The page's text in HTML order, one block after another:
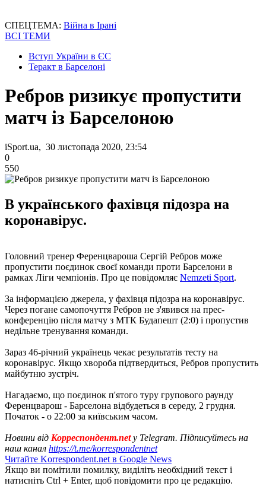
СПЕЦТЕМА: Війна в Ірані
ВСІ ТЕМИ
Вступ України в ЄС
Теракт в Барселоні
Ребров ризикує пропустити
матч із Барселоною
iSport.ua, 30 листопада 2020, 23:54
0
550
В українського фахівця підозра на
коронавірус.
Головний тренер Ференцвароша Сергій Ребров може
пропустити поєдинок своєї команди проти Барселони в
рамках Ліги чемпіонів. Про це повідомляє Nemzeti Sport.
За інформацією джерела, у фахівця підозра на коронавірус.
Через погане самопочуття Ребров не з'явився на прес-
конференцію після матчу з МТК Будапешт (2:0) і пропустив
недільне тренування команди.
Зараз 46-річний українець чекає результатів тесту на
коронавірус. Якщо хвороба підтвердиться, Ребров пропустить
майбутню зустріч.
Нагадаємо, що поєдинок п'ятого туру групового раунду
Ференцварош - Барселона відбудеться в середу, 2 грудня.
Початок - о 22:00 за київським часом.
Новини від Корреспондент.netу Telegram. Підписуйтесь на
наш канал https://t.me/korrespondentnet
Читайте Korrespondent.net в Google News
Якщо ви помітили помилку, виділіть необхідний текст і
натисніть Ctrl + Enter, щоб повідомити про це редакцію.